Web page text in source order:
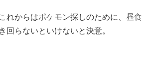
れからはポケモン探しのために、昼食
回らないといけないと決意。